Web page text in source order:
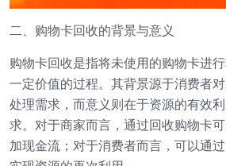
二、购物卡回收的背景与意义
购物卡回收是指将未使用的购物卡进
一定价值的过程。其背景源于消费者
处理需求，而意义则在于资源的有效
求。对于商家而言，通过回收购物卡
加现金流；对于消费者而言，可以通